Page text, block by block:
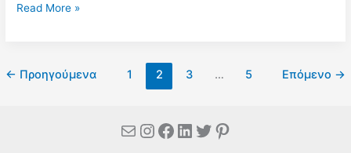
Επείγον
Εκκρεμότητες
Read More »
← Προηγούμενα 1 2 3 … 5 Επόμενο →
MailInstagram
Facebook
Linkedin
Twitter
Pinterest